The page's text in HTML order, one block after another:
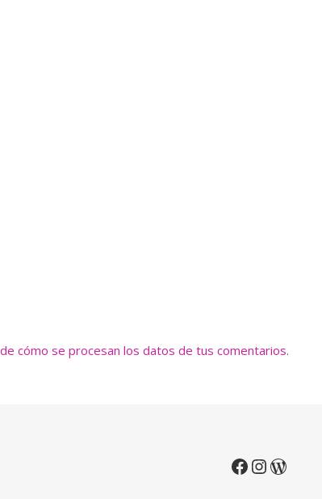
cómo se procesan los datos de tus comentarios.